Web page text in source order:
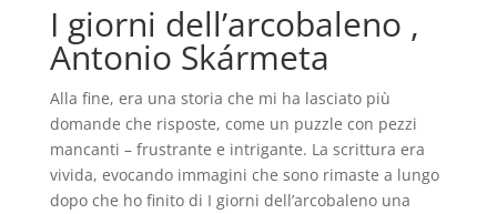
I giorni dell’arcobaleno ,
Antonio Skármeta
Alla fine, era una storia che mi ha lasciato più
domande che risposte, come un puzzle con pezzi
mancanti – frustrante e intrigante. La scrittura era
vivida, evocando immagini che sono rimaste a lungo
dopo che ho finito di I giorni dell’arcobaleno una